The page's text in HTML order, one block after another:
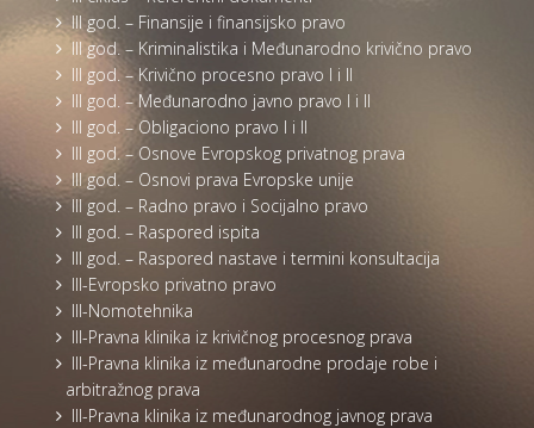
III god. – Finansije i finansijsko pravo
III god. – Kriminalistika i Međunarodno krivično pravo
III god. – Krivično procesno pravo I i II
III god. – Međunarodno javno pravo I i II
III god. – Obligaciono pravo I i II
III god. – Osnove Evropskog privatnog prava
III god. – Osnovi prava Evropske unije
III god. – Radno pravo i Socijalno pravo
III god. – Raspored ispita
III god. – Raspored nastave i termini konsultacija
III-Evropsko privatno pravo
III-Nomotehnika
III-Pravna klinika iz krivičnog procesnog prava
III-Pravna klinika iz međunarodne prodaje robe i
arbitražnog prava
III-Pravna klinika iz međunarodnog javnog prava